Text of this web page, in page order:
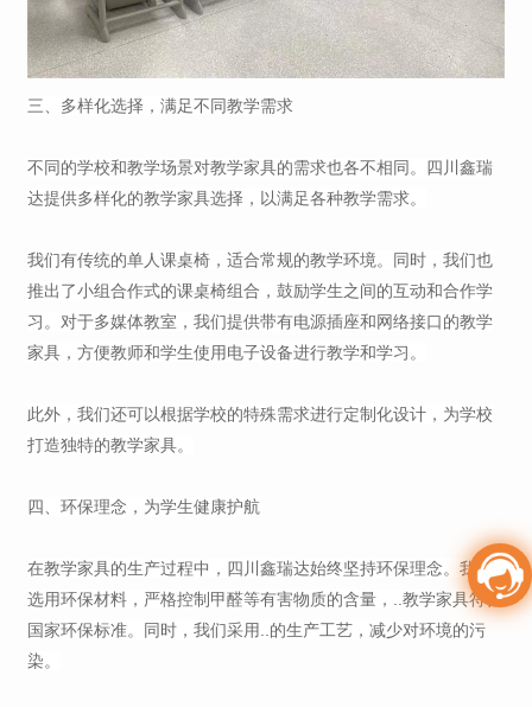
三、多样化选择，满足不同教学需求
不同的学校和教学场景对教学家具的需求也各不相同。四川鑫瑞
达提供多样化的教学家具选择，以满足各种教学需求。
我们有传统的单人课桌椅，适合常规的教学环境。同时，我们也
推出了小组合作式的课桌椅组合，鼓励学生之间的互动和合作学
习。对于多媒体教室，我们提供带有电源插座和网络接口的教学
家具，方便教师和学生使用电子设备进行教学和学习。
此外，我们还可以根据学校的特殊需求进行定制化设计，为学校
打造独特的教学家具。
四、环保理念，为学生健康护航
在教学家具的生产过程中，四川鑫瑞达始终坚持环保理念。我们
选用环保材料，严格控制甲醛等有害物质的含量，..教学家具符合
国家环保标准。同时，我们采用..的生产工艺，减少对环境的污
染。